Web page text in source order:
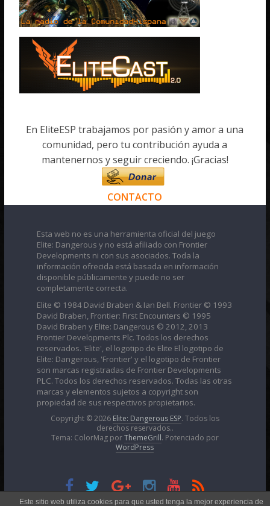
En EliteESP trabajamos por pasión y amor a una
comunidad, pero tu contribución ayuda a
mantenernos y seguir creciendo. ¡Gracias!
CONTACTO
Esta web no es una herramienta oficial del juego
Elite: Dangerous y no está afiliado con Frontier
Developments ni con sus asociados. Toda la
información ofrecida está basada en información
disponible públicamente y puede no ser
completamente correcta.
Elite © 1984 David Braben & Ian Bell. Frontier © 1993
David Braben, Frontier: First Encounters © 1995
David Braben y Elite: Dangerous © 2012, 2013
Frontier Developments Plc. Todos los derechos
reservados. 'Elite', el logotipo de Elite El logotipo de
Elite: Dangerous, 'Frontier' y el logotipo de Frontier
son marcas registradas de Frontier Developments
PLC. Todos los derechos reservados. Todas las otras
marcas y elementos sujetos a copyright son
propiedad de sus respectivos propietarios.
Copyright © 2026 Elite: Dangerous ESP . Todos los
derechos reservados..
Tema: ColorMag porThemeGrill . Potenciado por
WordPress
Esta obra está bajo unaLicencia Creative Commons
Este sitio web utiliza cookies para que usted tenga la mejor experiencia de